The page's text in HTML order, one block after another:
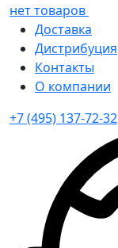
нет товаров
Доставка
Дистрибуция
Контакты
О компании
+7 (495) 137-72-32